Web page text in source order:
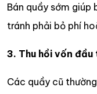
Bán quầy sớm giúp
tránh phải bỏ phí
3. Thu hồi vốn đầu
Các quầy cũ